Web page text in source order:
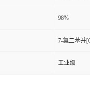
98%
7-氯二苯并
工业级